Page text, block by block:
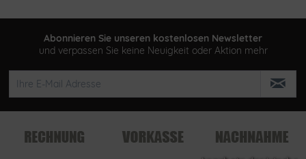
Abonnieren Sie unseren kostenlosen Newsletter
und verpassen Sie keine Neuigkeit oder Aktion mehr